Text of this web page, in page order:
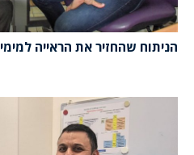
הניתוח שהחזיר את הראייה למימי